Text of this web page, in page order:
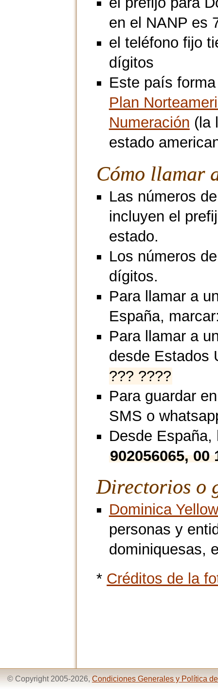
en el NANP es
el teléfono fijo
dígitos
Este país
Plan
Numeración (la
estado
Cómo llamar
Las números
incluyen el
estado.
Los números
dígitos.
Para llamar a
España,
Para llamar a
desde Estados
??? ????
Para guardar
SMS o
Desde
902056065,
Directorios o
Dominica
personas y
dominiquesas,
* Créditos de la
© Copyright 2005-2026, Condiciones Generales y Política